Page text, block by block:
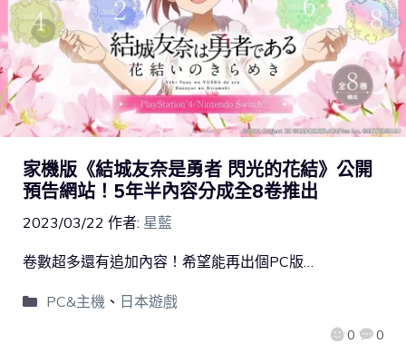
家機版《結城友奈是勇者 閃光的花結》公開
預告網站！5年半內容分成全8卷推出
2023/03/22 作者: 星藍
0 0
卷數超多還有追加內容！希望能再出個PC版…
PC&主機、 日本遊戲